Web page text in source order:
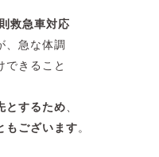
救急車対応
、急な体調
できること
とするため
もございます。